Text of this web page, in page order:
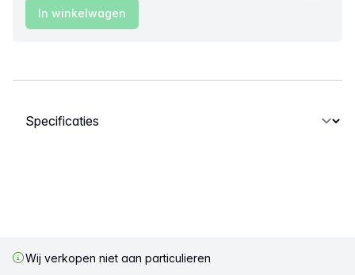
In winkelwagen
Selecteer een tabblad
Wij verkopen niet aan particulieren